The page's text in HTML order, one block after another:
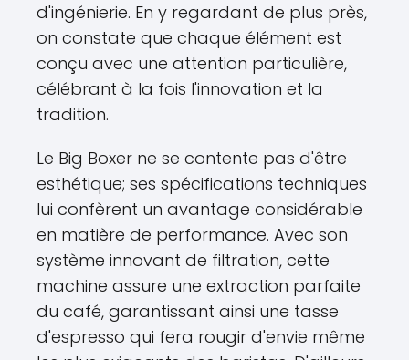
d'ingénierie. En y regardant de plus près,
on constate que chaque élément est
conçu avec une attention particulière,
célébrant à la fois l'innovation et la
tradition.
Le Big Boxer ne se contente pas d'être
esthétique; ses spécifications techniques
lui confèrent un avantage considérable
en matière de performance. Avec son
système innovant de filtration, cette
machine assure une extraction parfaite
du café, garantissant ainsi une tasse
d'espresso qui fera rougir d'envie même